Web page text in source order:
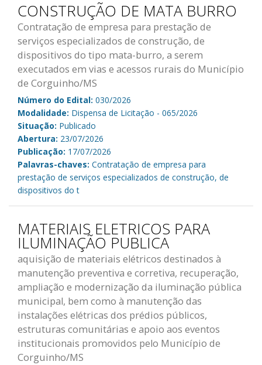
CONSTRUÇÃO DE MATA BURRO
Contratação de empresa para prestação de
serviços especializados de construção, de
dispositivos do tipo mata-burro, a serem
executados em vias e acessos rurais do Município
de Corguinho/MS
Número do Edital: 030/2026
Modalidade: Dispensa de Licitação - 065/2026
Situação: Publicado
Abertura: 23/07/2026
Publicação: 17/07/2026
Palavras-chaves: Contratação de empresa para
prestação de serviços especializados de construção, de
dispositivos do t
MATERIAIS ELETRICOS PARA
ILUMINAÇÃO PUBLICA
aquisição de materiais elétricos destinados à
manutenção preventiva e corretiva, recuperação,
ampliação e modernização da iluminação pública
municipal, bem como à manutenção das
instalações elétricas dos prédios públicos,
estruturas comunitárias e apoio aos eventos
institucionais promovidos pelo Município de
Corguinho/MS